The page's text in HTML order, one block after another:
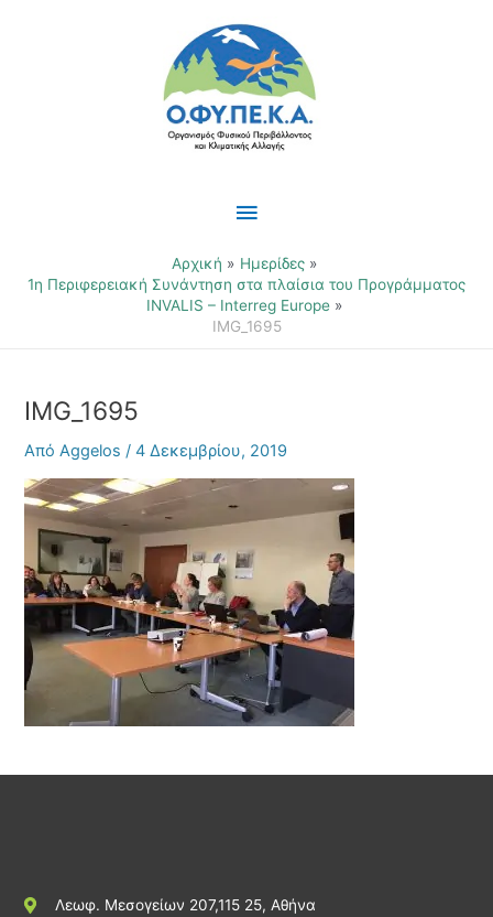
Κύριο
Μενού
Αρχική
Ημερίδες
1η Περιφερειακή Συνάντηση στα πλαίσια του Προγράμματος
INVALIS – Interreg Europe
IMG_1695
IMG_1695
ΑπόAggelos/4 Δεκεμβρίου, 2019
Λεωφ. Μεσογείων 207,115 25, Αθήνα